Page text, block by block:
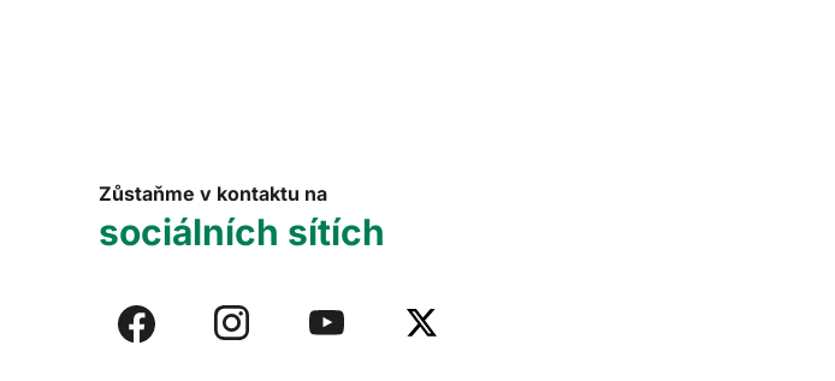
Zůstaňme v kontaktu na
sociálních sítích